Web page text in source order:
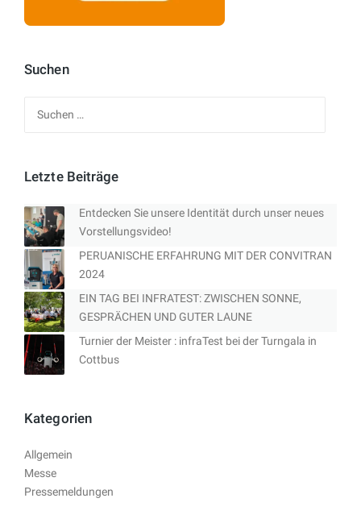
Suchen
Letzte Beiträge
Entdecken Sie unsere Identität durch unser neues
Vorstellungsvideo!
PERUANISCHE ERFAHRUNG MIT DER CONVITRAN
2024
EIN TAG BEI INFRATEST: ZWISCHEN SONNE,
GESPRÄCHEN UND GUTER LAUNE
Turnier der Meister : infraTest bei der Turngala in
Cottbus
Kategorien
Allgemein
Messe
Pressemeldungen